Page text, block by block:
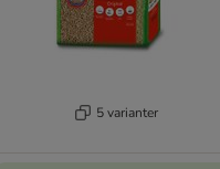
5 varianter